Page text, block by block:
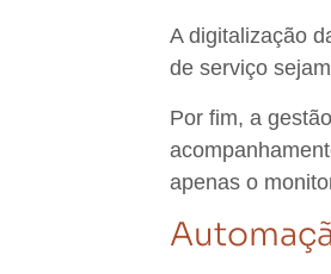
A digitalização
de serviço
Por fim, a
apenas o